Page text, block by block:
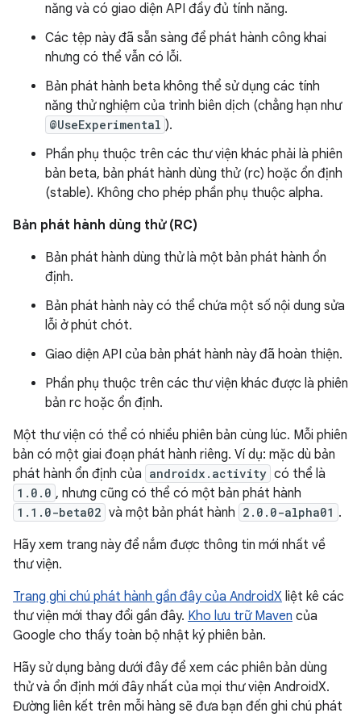
năng và có giao diện API đầy đủ tính năng.
Các tệp này đã sẵn sàng để phát hành công khai
nhưng có thể vẫn có lỗi.
Bản phát hành beta không thể sử dụng các tính
năng thử nghiệm của trình biên dịch (chẳng hạn như
@UseExperimental ).
Phần phụ thuộc trên các thư viện khác phải là phiên
bản beta, bản phát hành dùng thử (rc) hoặc ổn định
(stable). Không cho phép phần phụ thuộc alpha.
Bản phát hành dùng thử (RC)
Bản phát hành dùng thử là một bản phát hành ổn
định.
Bản phát hành này có thể chứa một số nội dung sửa
lỗi ở phút chót.
Giao diện API của bản phát hành này đã hoàn thiện.
Phần phụ thuộc trên các thư viện khác được là phiên
bản rc hoặc ổn định.
Một thư viện có thể có nhiều phiên bản cùng lúc. Mỗi phiên
bản có một giai đoạn phát hành riêng. Ví dụ: mặc dù bản
phát hành ổn định của androidx.activity có thể là
1.0.0 , nhưng cũng có thể có một bản phát hành
1.1.0-beta02 và một bản phát hành 2.0.0-alpha01 .
Hãy xem trang này để nắm được thông tin mới nhất về
thư viện.
Trang ghi chú phát hành gần đây của AndroidX liệt kê các
thư viện mới thay đổi gần đây. Kho lưu trữ Maven của
Google cho thấy toàn bộ nhật ký phiên bản.
Hãy sử dụng bảng dưới đây để xem các phiên bản dùng
thử và ổn định mới đây nhất của mọi thư viện AndroidX.
Đường liên kết trên mỗi hàng sẽ đưa bạn đến ghi chú phát